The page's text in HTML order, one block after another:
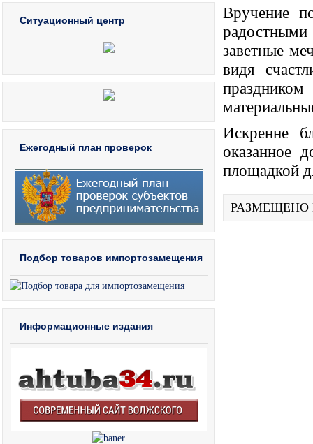
Ситуационный центр
Ежегодный план проверок
Подбор товаров импортозамещения
Информационные издания
Вручение
заветные
видя
Искренне
оказанное
площадкой